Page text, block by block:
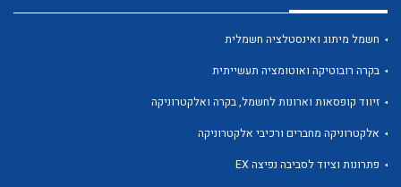
לכל מוצרי היצרן
חשמל מיתוג ואינסטלציה חשמלית
בקרה רובוטיקה ואוטומציה תעשייתית
זיווד קופסאות וארונות לחשמל, בקרה ואלקטרוניקה
אלקטרוניקה מחברים ורכיבי אלקטרוניקה
פתרונות וציוד לסביבה נפיצה EX